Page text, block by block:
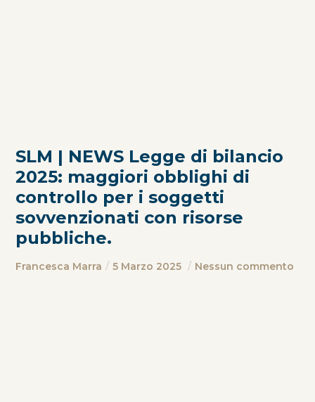
SLM | NEWS Legge di bilancio
2025: maggiori obblighi di
controllo per i soggetti
sovvenzionati con risorse
pubbliche.
Francesca Marra 5 Marzo 2025 Nessun commento